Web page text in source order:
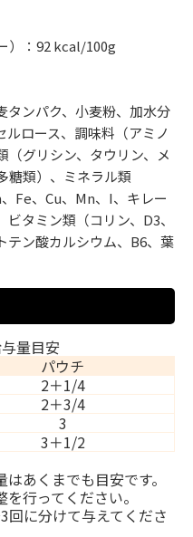
）：92 kcal/100g
タンパク、小麦粉、加水分
ロース、調味料（アミノ
（グリシン、タウリン、メ
糖類）、ミネラル類
Fe、Cu、Mn、I、キレー
タミン類（コリン、D3、
テン酸カルシウム、B6、葉
量目安
パウチ
2＋1/4
2＋3/4
3
3＋1/2
あくまでも目安です。
行ってください。
に分けて与えてくださ